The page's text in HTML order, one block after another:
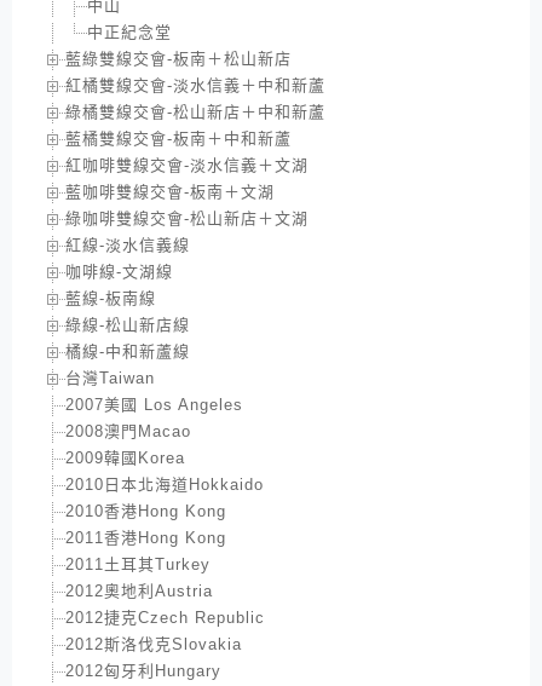
中山
中正紀念堂
藍綠雙線交會-板南＋松山新店
紅橘雙線交會-淡水信義＋中和新蘆
綠橘雙線交會-松山新店＋中和新蘆
藍橘雙線交會-板南＋中和新蘆
紅咖啡雙線交會-淡水信義＋文湖
藍咖啡雙線交會-板南＋文湖
綠咖啡雙線交會-松山新店＋文湖
紅線-淡水信義線
咖啡線-文湖線
藍線-板南線
綠線-松山新店線
橘線-中和新蘆線
台灣Taiwan
2007美國 Los Angeles
2008澳門Macao
2009韓國Korea
2010日本北海道Hokkaido
2010香港Hong Kong
2011香港Hong Kong
2011土耳其Turkey
2012奧地利Austria
2012捷克Czech Republic
2012斯洛伐克Slovakia
2012匈牙利Hungary